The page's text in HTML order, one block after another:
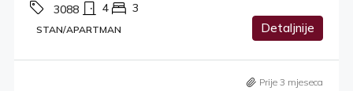
3088 4 3
STAN/APARTMAN Detaljnije
Prije 3 mjeseca